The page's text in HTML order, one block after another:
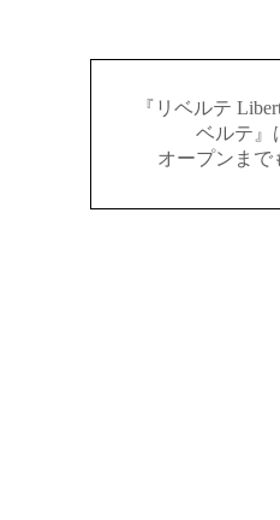
『リベルテ
ベルテ』
オープンまで